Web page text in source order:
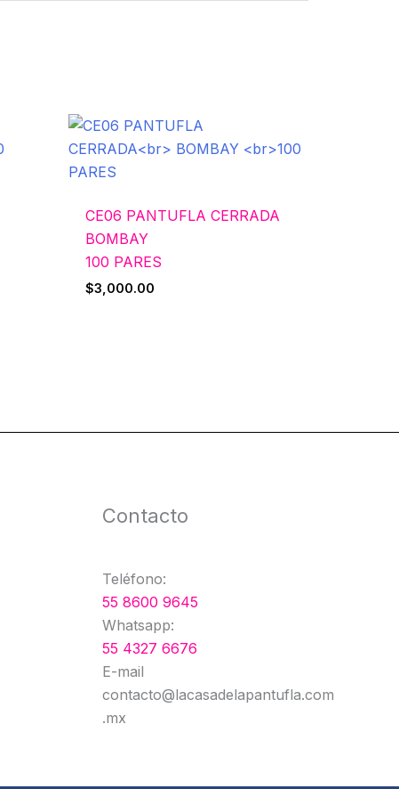
CE06 PANTUFLA CERRADA
BOMBAY
100 PARES
$3,000.00
Contacto
Teléfono:
55 8600 9645
Whatsapp:
55 4327 6676
E-mail
contacto@lacasadelapantufla.com
.mx